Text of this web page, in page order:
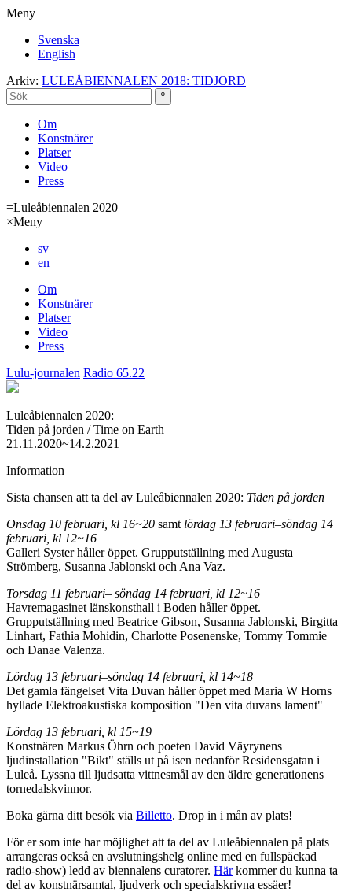
Meny
Svenska
English
Arkiv: LULEÅBIENNALEN 2018: TIDJORD
Om
Konstnärer
Platser
Video
Press
=Luleåbiennalen 2020
×Meny
sv
en
Om
Konstnärer
Platser
Video
Press
Lulu-journalen Radio 65.22
Luleåbiennalen 2020:
Tiden på jorden / Time on Earth
21.11.2020~14.2.2021
Information
Sista chansen att ta del av Luleåbiennalen 2020: Tiden på jorden
Onsdag 10 februari, kl 16~20 samt lördag 13 februari–söndag 14
februari, kl 12~16
Galleri Syster håller öppet. Grupputställning med Augusta
Strömberg, Susanna Jablonski och Ana Vaz.
Torsdag 11 februari– söndag 14 februari, kl 12~16
Havremagasinet länskonsthall i Boden håller öppet.
Grupputställning med Beatrice Gibson, Susanna Jablonski, Birgitta
Linhart, Fathia Mohidin, Charlotte Posenenske, Tommy Tommie
och Danae Valenza.
Lördag 13 februari–söndag 14 februari, kl 14~18
Det gamla fängelset Vita Duvan håller öppet med Maria W Horns
hyllade Elektroakustiska komposition "Den vita duvans lament"
Lördag 13 februari, kl 15~19
Konstnären Markus Öhrn och poeten David Väyrynens
ljudinstallation "Bikt" ställs ut på isen nedanför Residensgatan i
Luleå. Lyssna till ljudsatta vittnesmål av den äldre generationens
tornedalskvinnor.
Boka gärna ditt besök via Billetto. Drop in i mån av plats!
För er som inte har möjlighet att ta del av Luleåbiennalen på plats
arrangeras också en avslutningshelg online med en fullspäckad
radio-show) ledd av biennalens curatorer. Härkommer du kunna ta
del av konstnärsamtal, ljudverk och specialskrivna essäer!